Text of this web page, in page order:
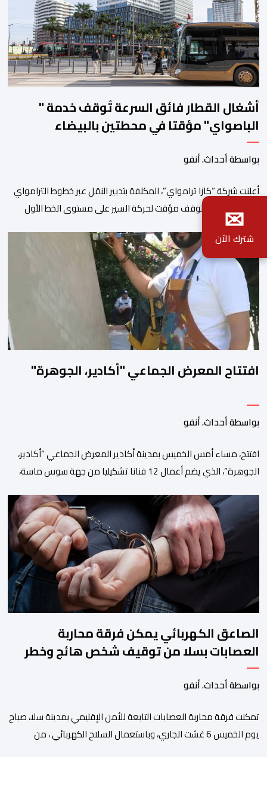
أشغال القطار فائق السرعة تُوقف خدمة "
الباصواي" مؤقتا في محطتين بالبيضاء
بواسطة أحداث. أنفو
أعلنت شركة “كازا ترامواي”، المكلفة بتدبير النقل عبر خطوط الترامواي
والباصواي، عن توقف مؤقت لحركة السير على مستوى الخط الأول
2026. وأشارت الشركة، عبر إشعار رسمي وجهته لمستعملي الخط، أن
هذا التوقف المؤقت يأتي في إطار الأشغال الخاصة بتهيئة مشروع الخط
الكبيير للقطار فائق […]
افتتاح المعرض الجماعي "أكادير، الجوهرة"
بواسطة أحداث. أنفو
افتتح، مساء أمس الخميس بمدينة أكادير المعرض الجماعي “أكادير،
الجوهرة”، الذي يضم أعمال 12 فنانا تشكيليا من جهة سوس ماسة،
لـ”فضاء إكسبو أكادير” الجديد، الذي يطمح إلى أن يصبح فضاء دائما
مخصصا للتعريف بإبداعات ومواهب الجهة وخارجها. ويجمع معرض
“أكادير، الجوهرة”، الذي تنظمه مؤسسة […]
الصاعق الكهربائي يمكن فرقة محاربة
العصابات بسلا من توقيف شخص هائج وخطر
بواسطة أحداث. أنفو
تمكنت فرقة محاربة العصابات التابعة للأمن الإقليمي بمدينة سلا، صباح
يوم الخميس 6 غشت الجاري، وباستعمال السلاح الكهربائي ، من
✉
شترك الآن